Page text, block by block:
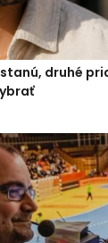
druhé